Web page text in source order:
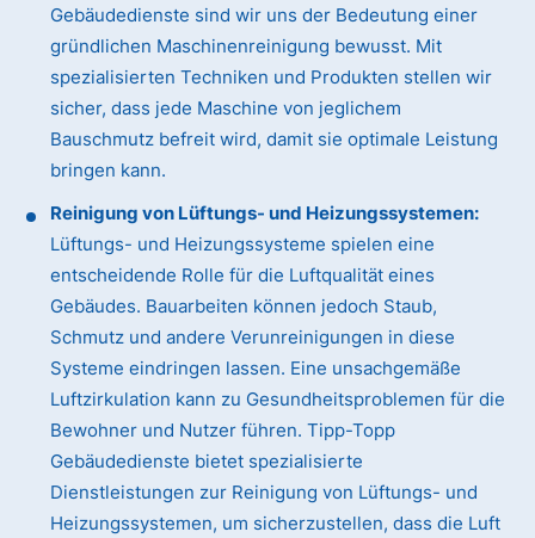
Gebäudedienste sind wir uns der Bedeutung einer
gründlichen Maschinenreinigung bewusst. Mit
spezialisierten Techniken und Produkten stellen wir
sicher, dass jede Maschine von jeglichem
Bauschmutz befreit wird, damit sie optimale Leistung
bringen kann.
Reinigung von Lüftungs- und Heizungssystemen:
Lüftungs- und Heizungssysteme spielen eine
entscheidende Rolle für die Luftqualität eines
Gebäudes. Bauarbeiten können jedoch Staub,
Schmutz und andere Verunreinigungen in diese
Systeme eindringen lassen. Eine unsachgemäße
Luftzirkulation kann zu Gesundheitsproblemen für die
Bewohner und Nutzer führen. Tipp-Topp
Gebäudedienste bietet spezialisierte
Dienstleistungen zur Reinigung von Lüftungs- und
Heizungssystemen, um sicherzustellen, dass die Luft